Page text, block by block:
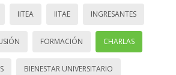
IITEA IITAE INGRESANTES
FORMACIÓN CHARLAS
BIENESTAR UNIVERSITARIO